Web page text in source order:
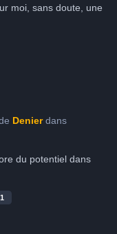
moi, sans doute, une
Denierdans
du potentiel dans